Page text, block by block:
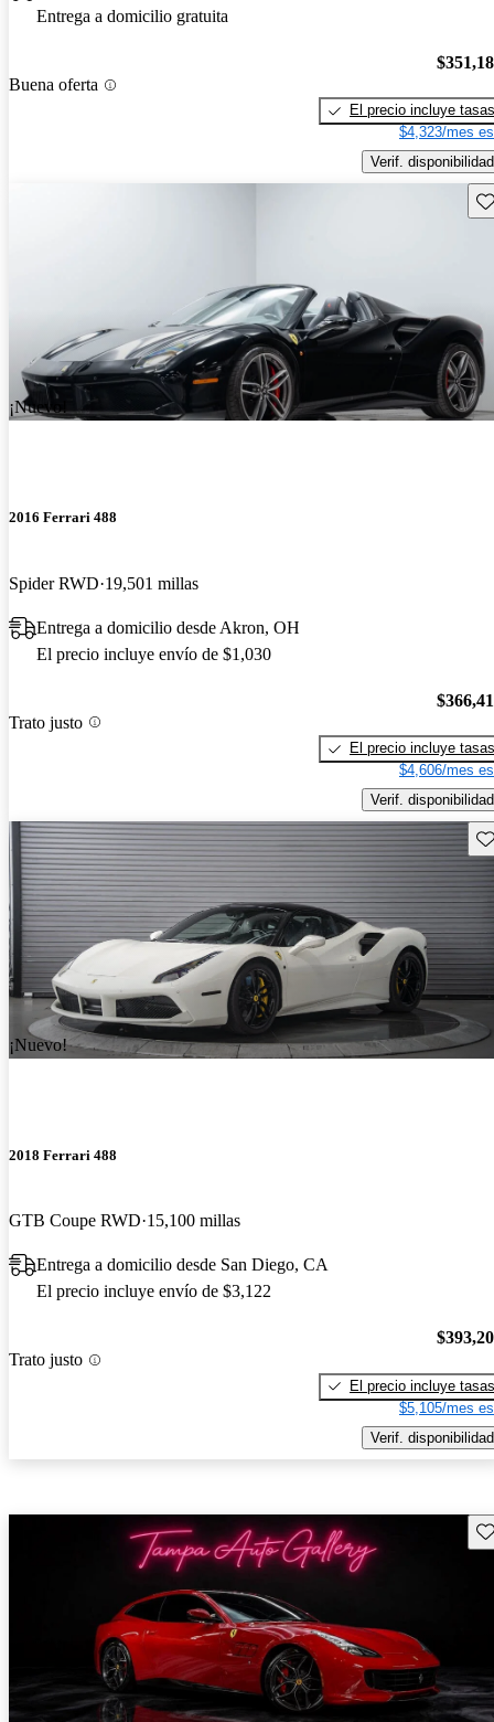
Entrega a domicilio gratuita
Buena oferta
El precio incluye tasas
$4,323/mes
Verif. disponibilidad
¡Nuevo!
2016 Ferrari 488
Spider RWD 19,501 millas
Entrega a domicilio desde Akron, OH
El precio incluye envío de $1,030
Trato justo
El precio incluye tasas
$4,606/mes
Verif. disponibilidad
¡Nuevo!
2018 Ferrari 488
GTB Coupe RWD 15,100 millas
Entrega a domicilio desde San Diego, CA
El precio incluye envío de $3,122
Trato justo
El precio incluye tasas
$5,105/mes
Verif. disponibilidad